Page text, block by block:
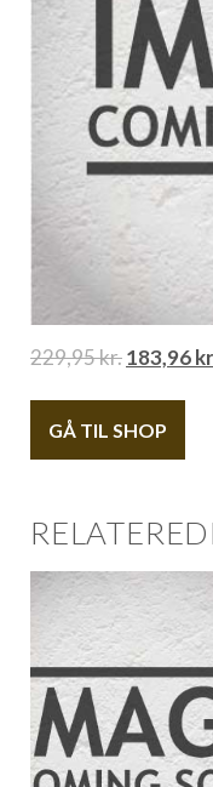
229,95kr.183,96
GÅ TIL SHOP